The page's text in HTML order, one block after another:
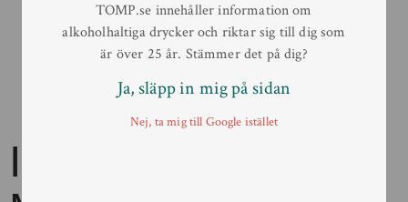
Innis & Gunn –
TOMP.se innehåller information om
alkoholhaltiga drycker och riktar sig till dig som
är över 25 år. Stämmer det på dig?
Ja, släpp in mig på sidan
Nej, ta mig till Google istället